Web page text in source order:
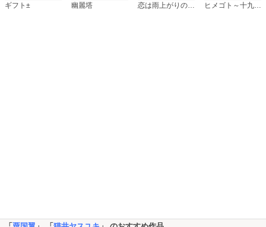
ギフト± 幽麗塔 恋は雨上がりのように ヒメゴト～十九歳の制服～